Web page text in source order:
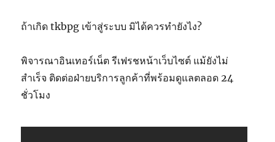
ถ้าเกิด tkbpg เข้าสู่ระบบ มิได้ควรทำยังไง?
พิจารณาอินเทอร์เน็ต รีเฟรชหน้าเว็บไซต์ แม้ยังไม่
สำเร็จ ติดต่อฝ่ายบริการลูกค้าที่พร้อมดูแลตลอด 24
ชั่วโมง